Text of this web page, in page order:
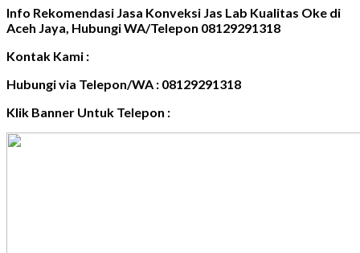
Info Rekomendasi Jasa Konveksi Jas Lab Kualitas Oke di
Aceh Jaya, Hubungi WA/Telepon 08129291318
Kontak Kami :
Hubungi via Telepon/WA : 08129291318
Klik Banner Untuk Telepon :